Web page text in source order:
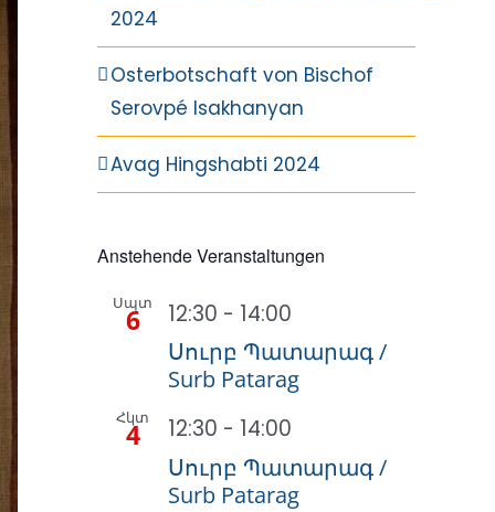
2024
Osterbotschaft von Bischof
Serovpé Isakhanyan
Avag Hingshabti 2024
Anstehende Veranstaltungen
Սպտ
6 12:30 - 14:00
Սուրբ Պատարագ /
Surb Patarag
Հկտ
4 12:30 - 14:00
Սուրբ Պատարագ /
Surb Patarag